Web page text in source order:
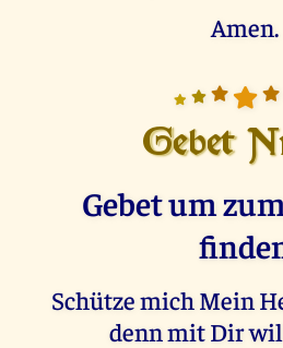
Amen.
Gebet
Gebet um
Schütze mich Mein
denn mit Dir